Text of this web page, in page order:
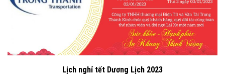
Lịch nghỉ tết Dương Lịch 2023